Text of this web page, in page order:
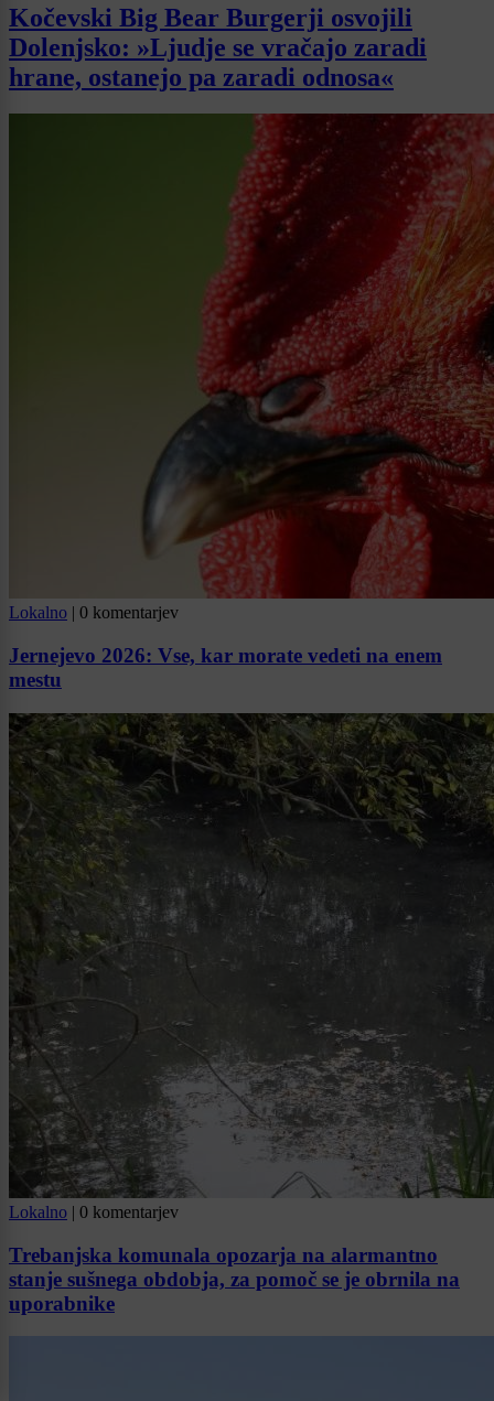
Kočevski Big Bear Burgerji osvojili
Dolenjsko: »Ljudje se vračajo zaradi
hrane, ostanejo pa zaradi odnosa«
Lokalno | 0 komentarjev
Jernejevo 2026: Vse, kar morate vedeti na enem
mestu
Lokalno | 0 komentarjev
Trebanjska komunala opozarja na alarmantno
stanje sušnega obdobja, za pomoč se je obrnila na
uporabnike